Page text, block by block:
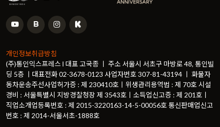
개인정보취급방침
(주)통인익스프레스 l 대표 고국종 ㅣ 주소 서울시 서초구 마방로 48, 통인빌
딩 5층 ㅣ대표전화 02-3678-0123 사업자번호 307-81-43194 ㅣ 화물자
동차운송주선사업허가증 : 제 230410호ㅣ위생관리용역법 : 제 70호 시설
경비 : 서울특별시 지방경찰청장 제 3543호ㅣ소득업신고증 : 제 201호ㅣ
직업소개업등록번호 : 제 2015-3220163-14-5-00056호 통신판매업신고
번호 : 제 2014-서울서초-1888호